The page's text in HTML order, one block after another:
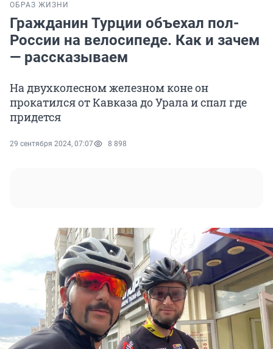
ОБРАЗ ЖИЗНИ
Гражданин Турции объехал пол-
России на велосипеде. Как и зачем
— рассказываем
На двухколесном железном коне он
прокатился от Кавказа до Урала и спал где
придется
29 сентября 2024, 07:07 8 898